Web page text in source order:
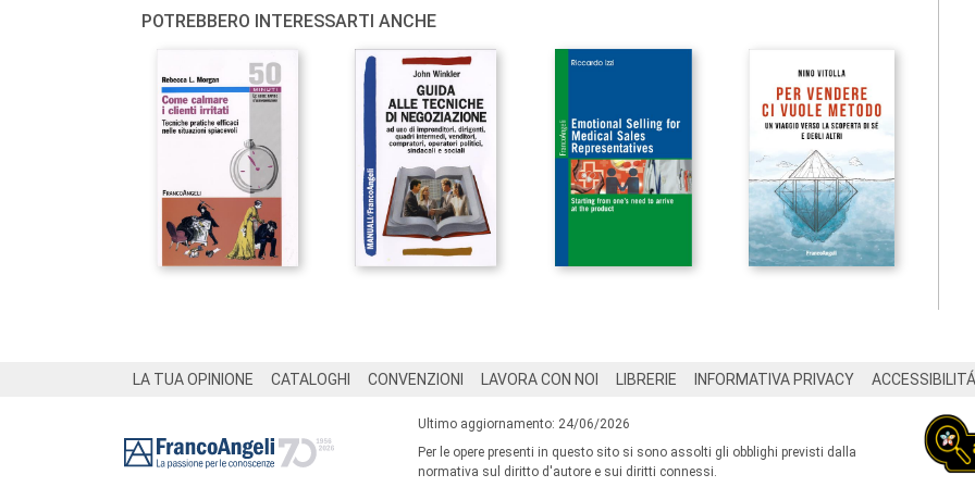
POTREBBERO INTERESSARTI ANCHE
LA TUA OPINIONE CATALOGHI CONVENZIONI LAVORA CON NOI LIBRERIE INFORMATIVA PRIVACY ACCESSIBILITÁ
Ultimo aggiornamento: 24/06/2026
Per le opere presenti in questo sito si sono assolti gli obblighi previsti dalla
normativa sul diritto d'autore e sui diritti connessi.